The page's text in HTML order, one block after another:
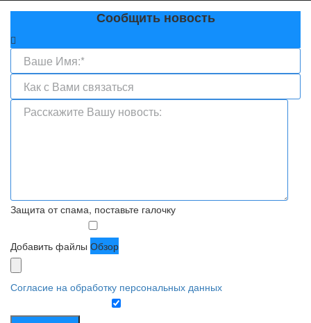
Сообщить новость
Защита от спама, поставьте галочку
Добавить файлы Обзор
Согласие на обработку персональных данных